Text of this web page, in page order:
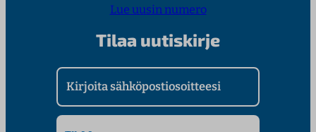
Lue uusin numero
Tilaa uutiskirje
Kirjoita sähköpostiosoitteesi